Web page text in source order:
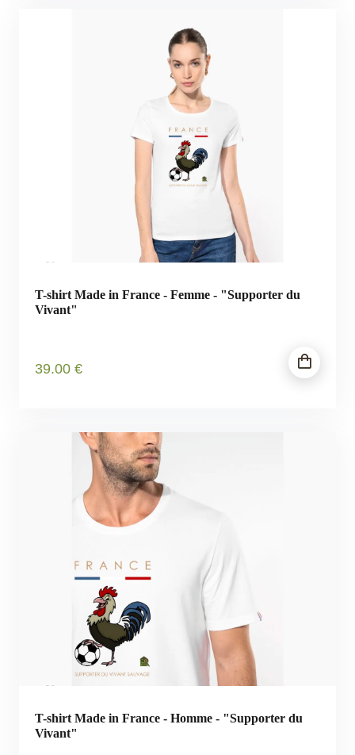
T-shirt Made in France - Femme - "Supporter du
Vivant"
39.00 €
T-shirt Made in France - Homme - "Supporter du
Vivant"